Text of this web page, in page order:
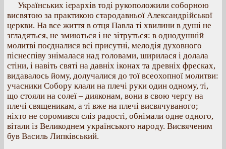
Українських ієрархів тоді рукоположили соборною
висвятою за практикою стародавньої Александрійської
церкви. На все життя в отця Павла ті хвилини в душі не
згладяться, не змиються і не зітруться: в однодушній
молитві поєдналися всі присутні, мелодія духовного
піснеспіву знімалася над головами, ширилася і долала
стіни, і навіть святі на давніх іконах та древніх фресках,
видавалось йому, долучалися до тої всеохопної молитви:
учасники Собору клали на плечі руки один одному, ті,
що стояли на солеї – дияконам, вони в свою чергу на
плечі священикам, а ті вже на плечі висвячуваного;
ніхто не соромився сліз радості, обнімали одне одного,
вітали із Великоднем українського народу. Висвяченим
був Василь Липківський.